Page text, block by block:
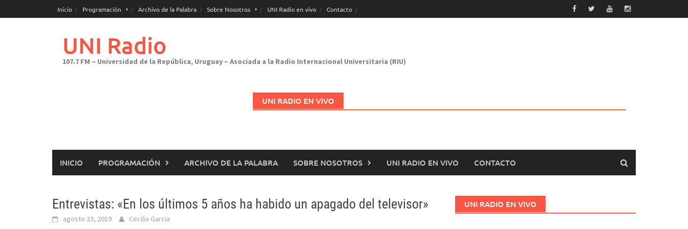
al
Inicio Programación Archivo de la Palabra Sobre Nosotros UNI Radio en vivo Contacto
UNI Radio
107.7 FM – Universidad de la República, Uruguay – Asociada a la Radio Internacional Universitaria (RIU)
UNI RADIO EN VIVO
INICIO PROGRAMACIÓN ARCHIVO DE LA PALABRA SOBRE NOSOTROS UNI RADIO EN VIVO CONTACTO
Entrevistas: «En los últimos 5 años ha habido un apagado del televisor»
agosto 23, 2019 Cecilia Garcia
UNI RADIO EN VIVO